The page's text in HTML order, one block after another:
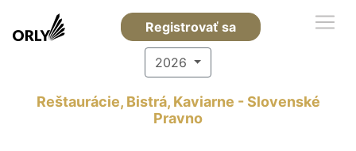
Registrovať sa
2026
Reštaurácie, Bistrá, Kaviarne - Slovenské
Pravno